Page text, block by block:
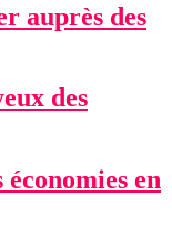
auprès des
des
en